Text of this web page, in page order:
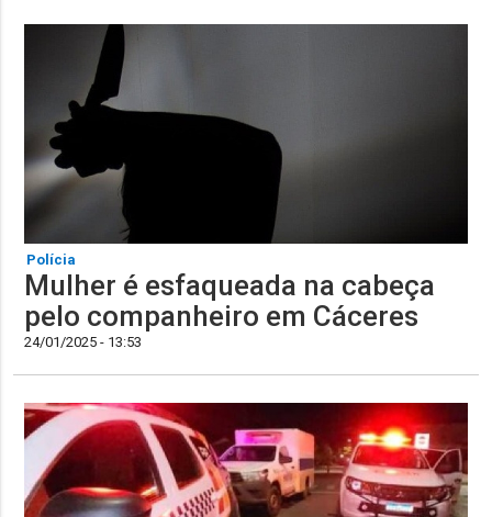
Polícia
Mulher é esfaqueada na cabeça
pelo companheiro em Cáceres
24/01/2025 - 13:53